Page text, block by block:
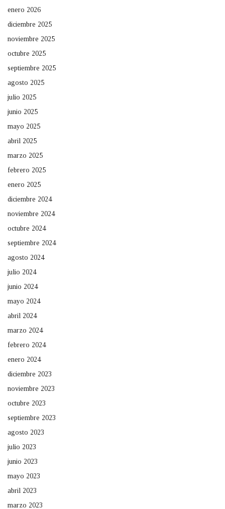
enero 2026
diciembre 2025
noviembre 2025
octubre 2025
septiembre 2025
agosto 2025
julio 2025
junio 2025
mayo 2025
abril 2025
marzo 2025
febrero 2025
enero 2025
diciembre 2024
noviembre 2024
octubre 2024
septiembre 2024
agosto 2024
julio 2024
junio 2024
mayo 2024
abril 2024
marzo 2024
febrero 2024
enero 2024
diciembre 2023
noviembre 2023
octubre 2023
septiembre 2023
agosto 2023
julio 2023
junio 2023
mayo 2023
abril 2023
marzo 2023